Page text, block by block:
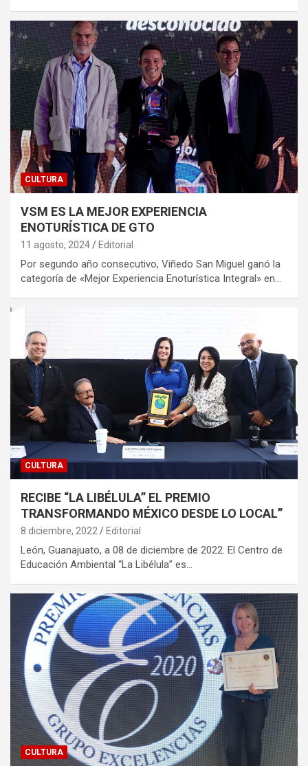
CULTURA
VSM ES LA MEJOR EXPERIENCIA
ENOTURÍSTICA DE GTO
11 agosto, 2024 Editorial
Por segundo año consecutivo, Viñedo San Miguel ganó la
categoría de «Mejor Experiencia Enoturística Integral» en…
CULTURA
RECIBE “LA LIBÉLULA” EL PREMIO
TRANSFORMANDO MÉXICO DESDE LO LOCAL”
8 diciembre, 2022 Editorial
León, Guanajuato, a 08 de diciembre de 2022. El Centro de
Educación Ambiental “La Libélula” es…
CULTURA